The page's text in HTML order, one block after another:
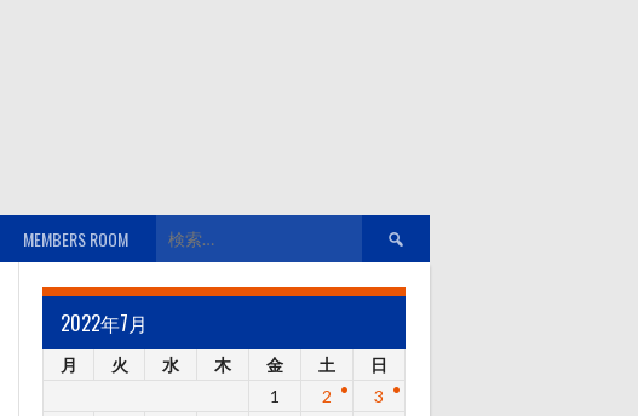
MEMBERS ROOM
索:
2022年7月
月 火 水 木 金 土 日
1 2
3